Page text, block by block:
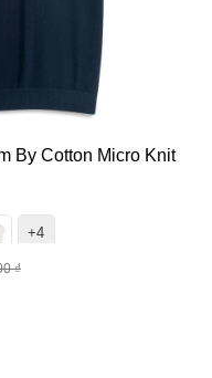
+4
By Cotton Micro Knit
₫